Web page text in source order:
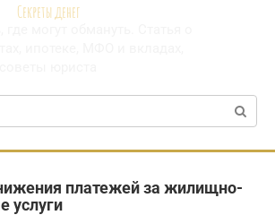
Секреты денег
платежей за жилищно-
услуги